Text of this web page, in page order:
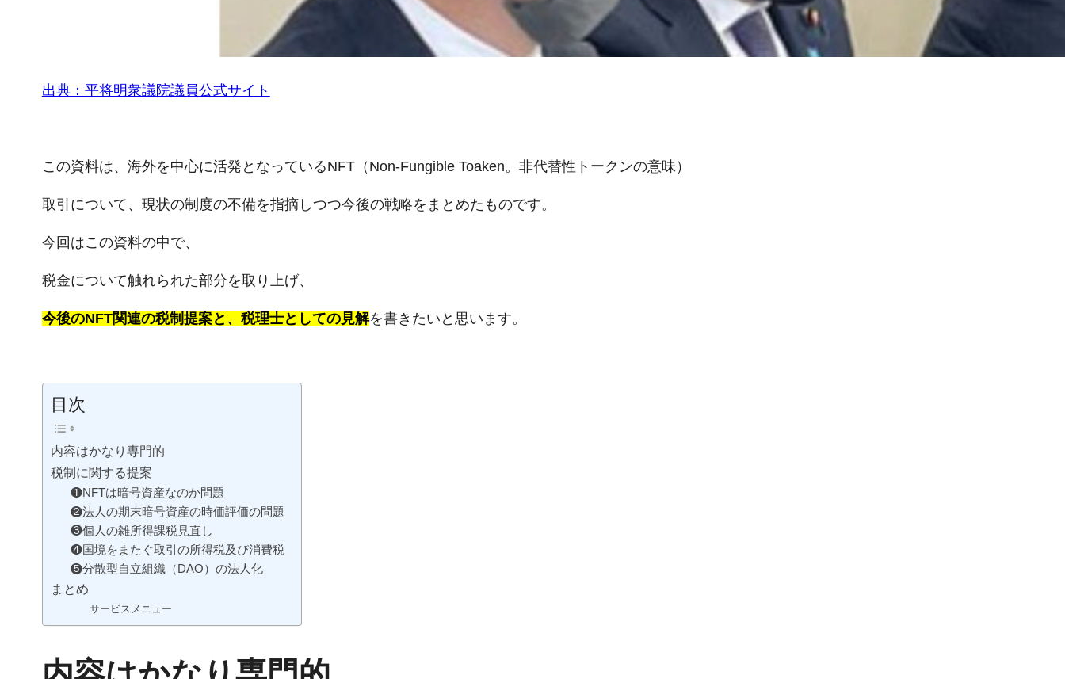
出典：平将明衆議院議員公式サイト
この資料は、海外を中心に活発となっているNFT（Non-Fungible Toaken。非代替性トークンの意味）
取引について、現状の制度の不備を指摘しつつ今後の戦略をまとめたものです。
今回はこの資料の中で、
税金について触れられた部分を取り上げ、
今後のNFT関連の税制提案と、税理士としての見解を書きたいと思います。
目次
内容はかなり専門的
税制に関する提案
❶NFTは暗号資産なのか問題
❷法人の期末暗号資産の時価評価の問題
❸個人の雑所得課税見直し
❹国境をまたぐ取引の所得税及び消費税
❺分散型自立組織（DAO）の法人化
まとめ
サービスメニュー